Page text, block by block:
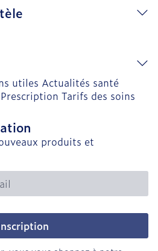
utiles Actualités santé
Prescription Tarifs des soins
produits et